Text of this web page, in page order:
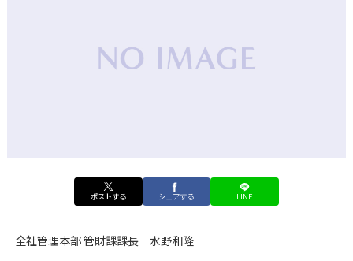
ポストする シェアする LINE
全社管理本部 管財課課長 水野和隆